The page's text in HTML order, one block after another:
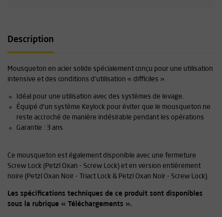
Description
Mousqueton en acier solide spécialement conçu pour une utilisation
intensive et des conditions d'utilisation « difficiles ».
Idéal pour une utilisation avec des systèmes de levage.
Équipé d'un système Keylock pour éviter que le mousqueton ne
reste accroché de manière indésirable pendant les opérations
Garantie : 3 ans
Ce mousqueton est également disponible avec une fermeture
Screw Lock (Petzl Oxan - Screw Lock) et en version entièrement
noire (Petzl Oxan Noir - Triact Lock & Petzl Oxan Noir - Screw Lock).
Les spécifications techniques de ce produit sont disponibles
sous la rubrique « Téléchargements ».